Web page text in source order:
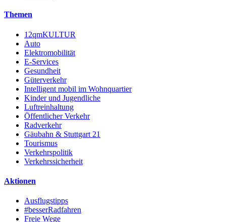
Themen
12qmKULTUR
Auto
Elektromobilität
E-Services
Gesundheit
Güterverkehr
Intelligent mobil im Wohnquartier
Kinder und Jugendliche
Luftreinhaltung
Öffentlicher Verkehr
Radverkehr
Gäubahn & Stuttgart 21
Tourismus
Verkehrspolitik
Verkehrssicherheit
Aktionen
Ausflugstipps
#besserRadfahren
Freie Wege